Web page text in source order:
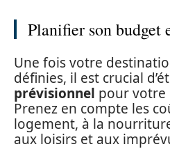
Planifier son budget
Une fois votre
définies, il est crucial
prévisionnel pour votre
Prenez en compte les
logement, à la
aux loisirs et aux